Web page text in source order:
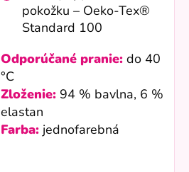
pokožku – Oeko-Tex®
Standard 100
Odporúčané pranie: do 40
°C
Zloženie: 94 % bavlna, 6 %
elastan
Farba: jednofarebná